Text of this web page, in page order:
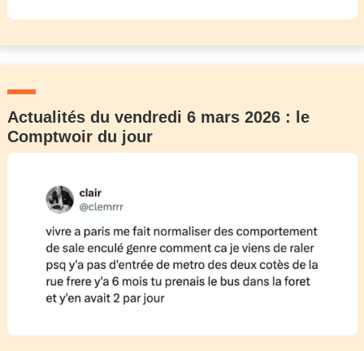
Actualités du vendredi 6 mars 2026 : le
Comptwoir du jour